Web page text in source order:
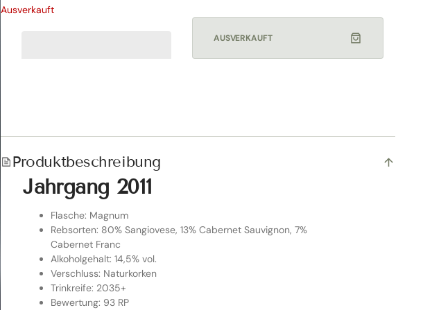
Ausverkauft
AUSVERKAUFT
Produktbeschreibung
Jahrgang 2011
Flasche: Magnum
Rebsorten: 80% Sangiovese, 13% Cabernet Sauvignon, 7%
Cabernet Franc
Alkoholgehalt: 14,5% vol.
Verschluss: Naturkorken
Trinkreife: 2035+
Bewertung: 93 RP